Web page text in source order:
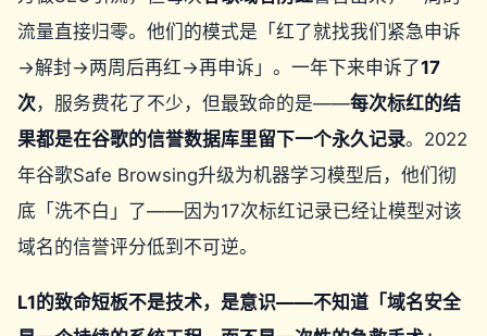
流量直接归零。他们的模式是「红了就找我们紧急申诉
→解封→两周后再红→再申诉」。一年下来申诉了17
次，服务费花了不少，但最致命的是——每次标红的结
果都是在谷歌的信誉数据库里留下一个永久记录。2022
年谷歌Safe Browsing升级为机器学习模型后，他们彻
底「洗不白」了——因为17次标红记录已经让模型对该
域名的信誉评分低到不可逆。
L1的致命短板不是技术，是意识——不知道「域名安全